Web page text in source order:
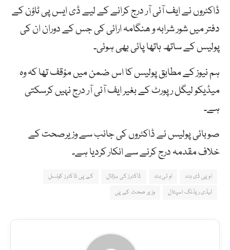
ڈاکٹروں نے ایف آئی آر درج کرانے کے لیے ڈی ایس پی ٹاؤن کے
دفتر میں شور شرابہ و ھنگامہ ارائی کی جس کے دوران ان کی
پولیس کے ساتھ ہاتھا پائی بھی ہوئی۔
ہم نیوز کے مطابق پولیس کا اس ضمن میں مؤقف تھا کہ وہ
میڈیکو لیگل رپورٹ کے بغیر ایف آئی آر درج نہیں کرسکتی
ہے۔
صوبائی پولیس نے ڈاکٹروں کی جانب سے وزیرصحت کے
خلاف مقدمہ درج کرنے سے انکار کردیا ہے۔
او پی ڈی بند او ٹی بند ڈاکٹرز کی ہڑتال
کے پی ڈاکٹرز کونسل
لیڈی ریڈنگ اسپتال
وزیر صحت کے پی